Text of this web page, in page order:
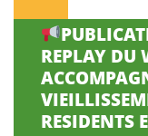
REPLAY DU
RESIDENTS